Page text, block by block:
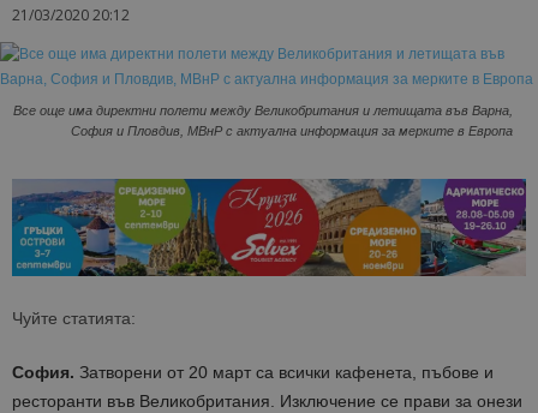
21/03/2020 20:12
Все още има директни полети между Великобритания и летищата във Варна,
София и Пловдив, МВнР с актуална информация за мерките в Европа
Чуйте статията:
София. Затворени от 20 март са всички кафенета, пъбове и
ресторанти във Великобритания. Изключение се прави за онези